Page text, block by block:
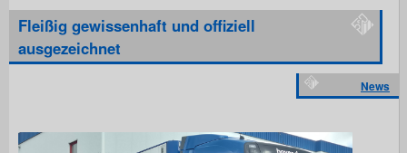
Fleißig gewissenhaft und offiziell
ausgezeichnet
News